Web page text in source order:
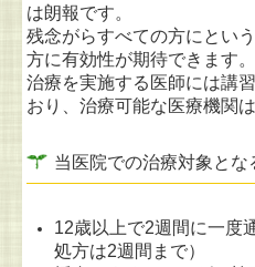
は朗報です。
残念がらすべての方にとい
方に有効性が期待できます。
治療を実施する医師には講
おり、治療可能な医療機関
当医院での治療対象とな
12歳以上で2週間に一度
処方は2週間まで）